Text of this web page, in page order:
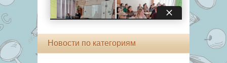
Новости по категориям